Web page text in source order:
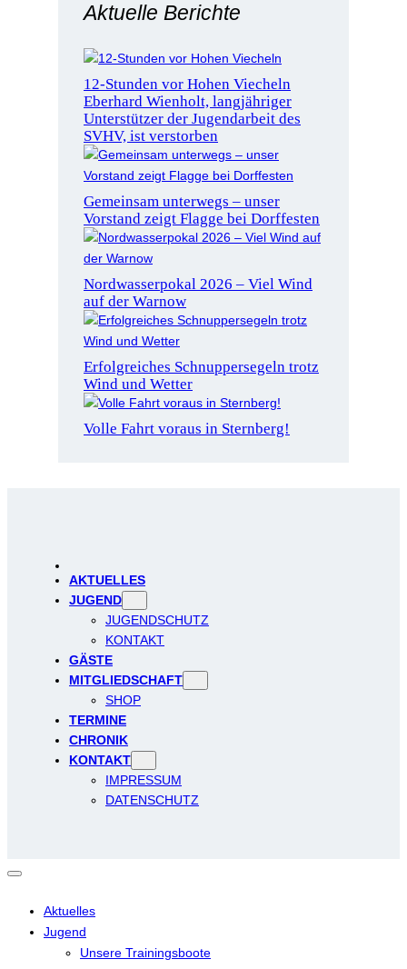
Aktuelle Berichte
12-Stunden vor Hohen Viecheln
Eberhard Wienholt, langjähriger
Unterstützer der Jugendarbeit des
SVHV, ist verstorben
Gemeinsam unterwegs – unser
Vorstand zeigt Flagge bei Dorffesten
Nordwasserpokal 2026 – Viel Wind
auf der Warnow
Erfolgreiches Schnuppersegeln trotz
Wind und Wetter
Volle Fahrt voraus in Sternberg!
AKTUELLES
JUGEND
JUGENDSCHUTZ
KONTAKT
GÄSTE
MITGLIEDSCHAFT
SHOP
TERMINE
CHRONIK
KONTAKT
IMPRESSUM
DATENSCHUTZ
Aktuelles
Jugend
Unsere Trainingsboote